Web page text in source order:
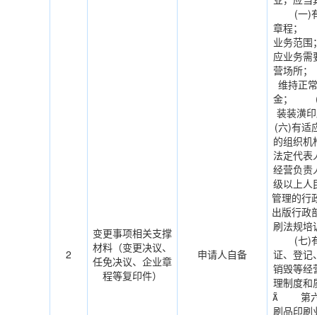
2
变更事项相关支撑
材料（变更决议、
任免决议、企业章
程等复印件）
申请人自备
(一)有
章程；
业务范
应业务需
营场所
维持正
金； (
装装
(六)有适
的组织机
法定代表
经营负责
级以上人
管理的行
出版行政
刷法规培
(七)有
证、登记
销毁等经
理制度和
 第六
刷品印刷